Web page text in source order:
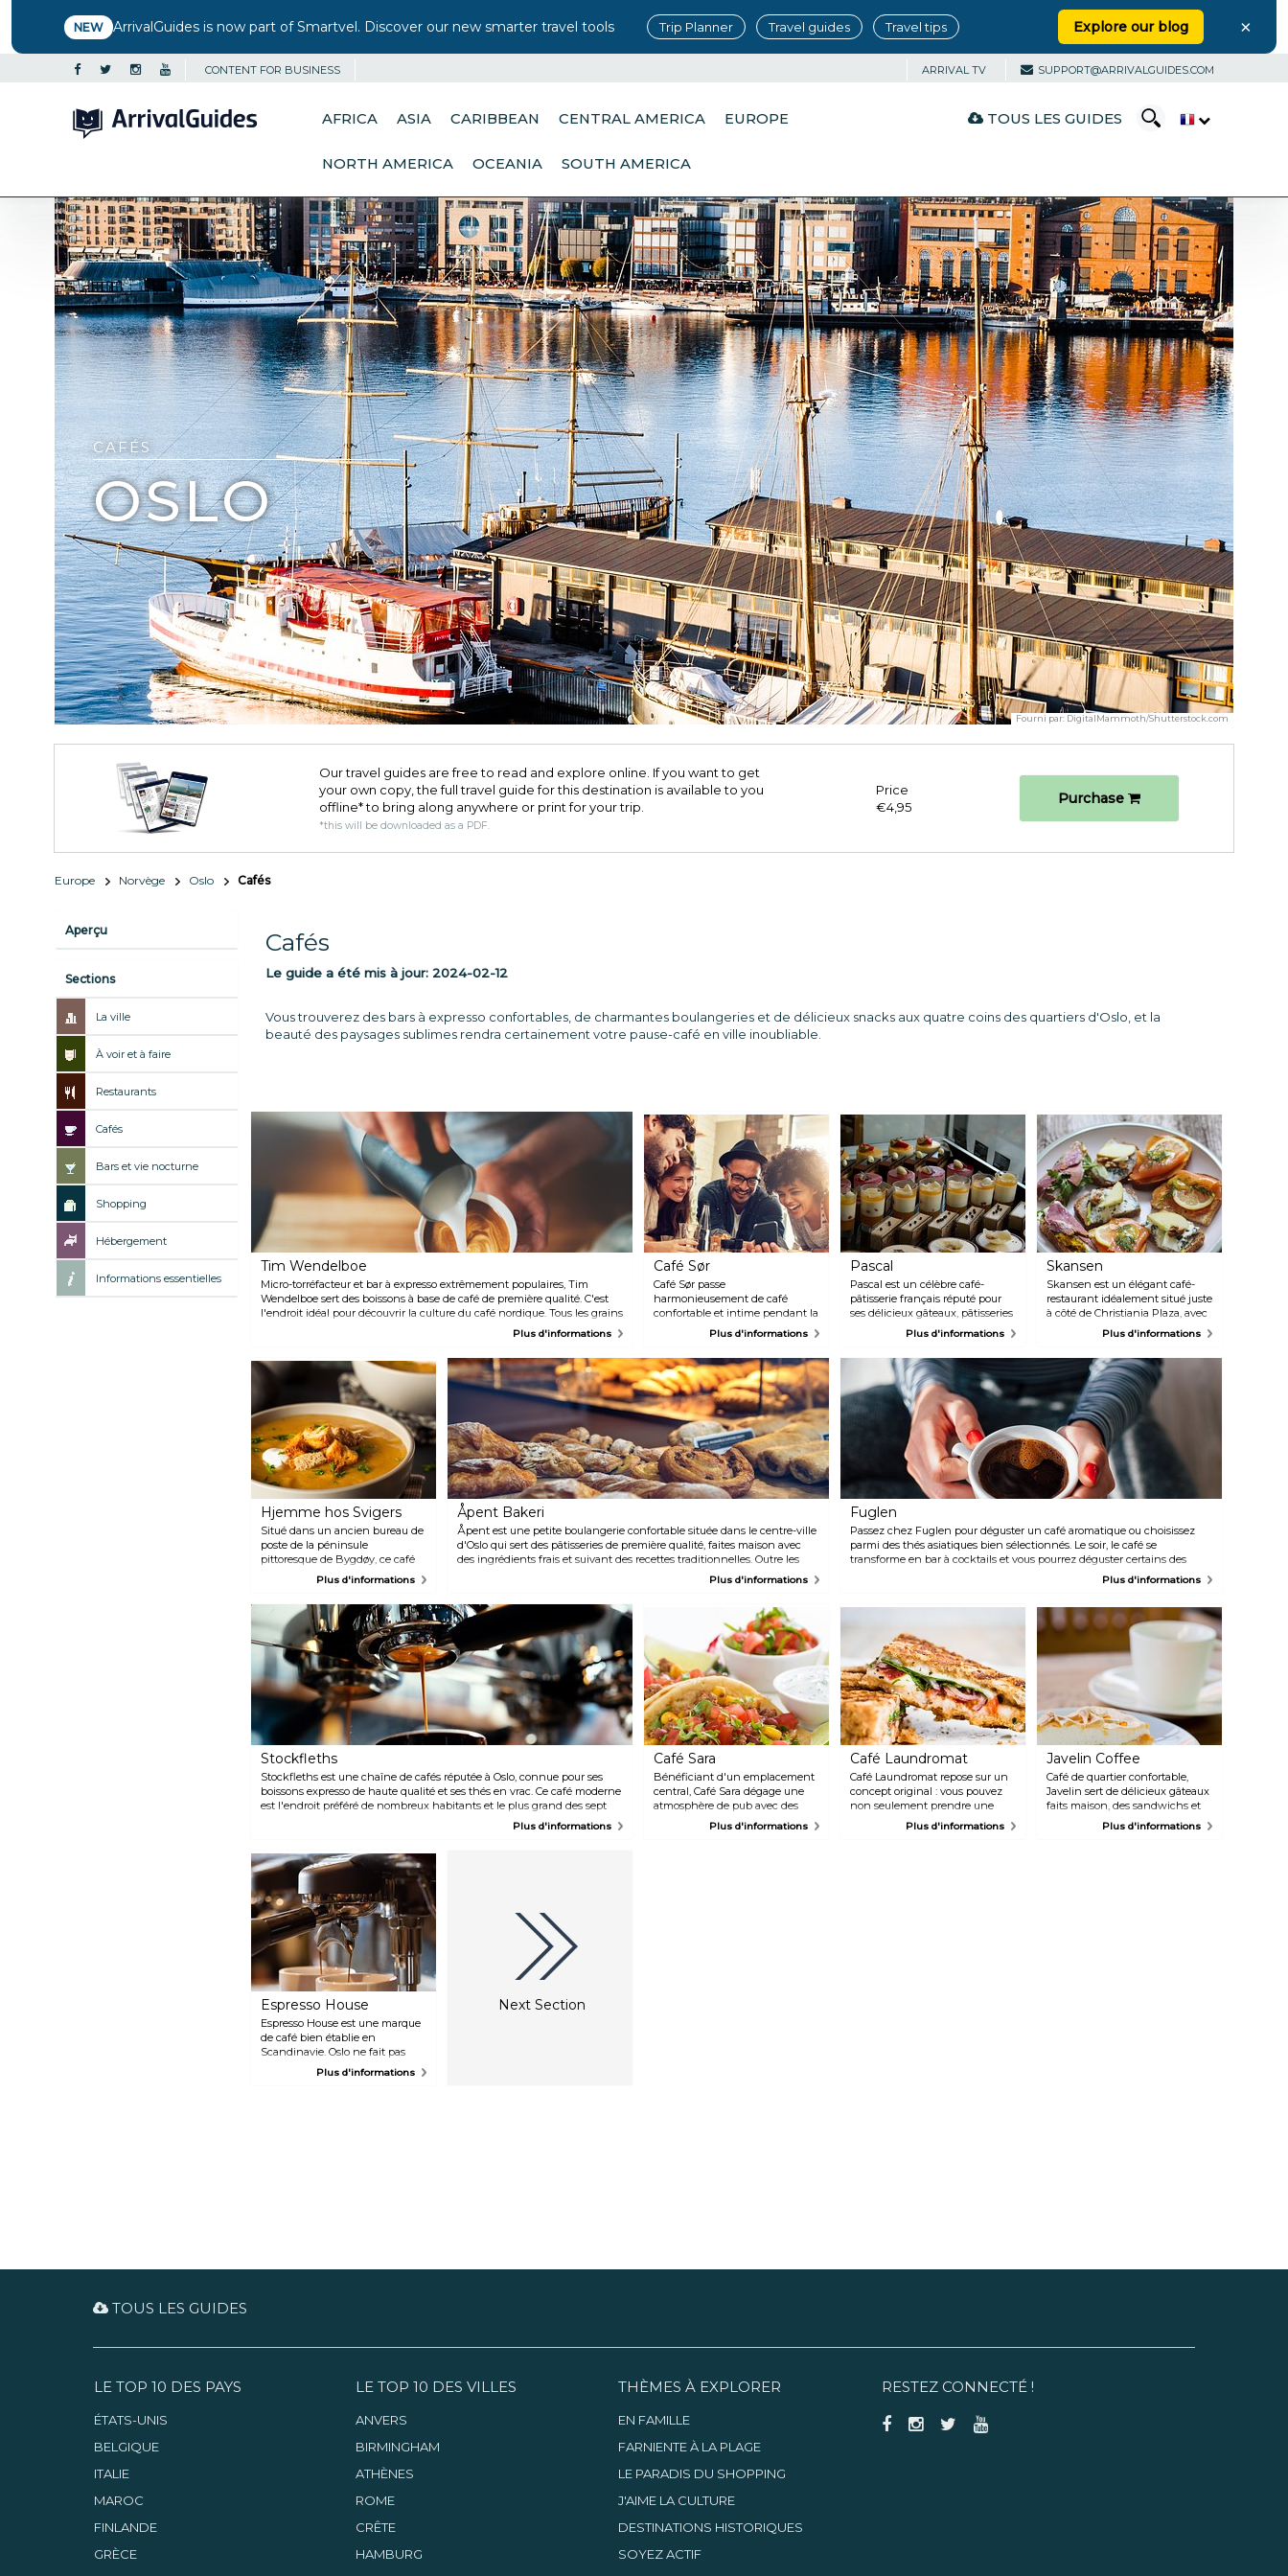
NEW ArrivalGuides is now part of Smartvel. Discover our new smarter travel tools Trip Planner Travel guides Travel tips Explore our blog ×
CONTENT FOR BUSINESS ARRIVAL TV SUPPORT@ARRIVALGUIDES.COM
AFRICA ASIA CARIBBEAN CENTRAL AMERICA EUROPE
NORTH AMERICA OCEANIA SOUTH AMERICA
TOUS LES GUIDES
CAFÉS
OSLO
Fourni par: DigitalMammoth/Shutterstock.com
Our travel guides are free to read and explore online. If you want to get
your own copy, the full travel guide for this destination is available to you
offline* to bring along anywhere or print for your trip.​
*this will be downloaded as a PDF.
Price
€4,95
Purchase
Europe Norvège Oslo Cafés
Aperçu
Sections
La ville
À voir et à faire
Restaurants
Cafés
Bars et vie nocturne
Shopping
Hébergement
Informations essentielles
Cafés
Le guide a été mis à jour: 2024-02-12
Vous trouverez des bars à expresso confortables, de charmantes boulangeries et de délicieux snacks aux quatre coins des quartiers d'Oslo, et la
beauté des paysages sublimes rendra certainement votre pause-café en ville inoubliable.
Tim Wendelboe
Micro-torréfacteur et bar à expresso extrêmement populaires, Tim
Wendelboe sert des boissons à base de café de première qualité. C'est
l'endroit idéal pour découvrir la culture du café nordique. Tous les grains
sont autosourcés et torréfiés à la main au magasin.Plus d'informations
Café Sør
Café Sør passe
harmonieusement de café
confortable et intime pendant la
journée à club joyeusement
journée, les clients peuvent se
détendre et profiter d'une
ambiance décontractée tout en
savourant un café aromatique et
en degustant leur déjeuner
léger. Au coucher du soleil,
l'atmosphère se transforme et
Café Sør dévoile sa vie nocturne
animée. L'espace s'anime grâce
à des DJ sets énergiques et à
une sélection alléchante de
laisser aller et à danser jusqu'au
bout de la nuit.
Plus d'informations
Pascal
Pascal est un célèbre café-
pâtisserie français réputé pour
ses délicieux gâteaux, pâtisseries
et petits fours élaborés selon les
strictes. Laissez-vous tenter par
une gamme alléchante de
confiseries qui feront voyager
vos papilles dans les rues de
France. En plus de ses
irrésistibles douceurs sucrées,
Pascal propose également des
plats français délicieux et
authentiques pour une
expérience de déjeuner plus que
satisfaisante.
Plus d'informations
Skansen
Skansen est un élégant café-
restaurant idéalement situé juste
à côté de Christiania Plaza, avec
une vue imprenable sur
jusque tard le soir en été. Le
menu comprend
principalement des classiques,
notamment du poisson
norvégien, des crevettes et des
moules.
Plus d'informations
Hjemme hos Svigers
Situé dans un ancien bureau de
poste de la péninsule
pittoresque de Bygdøy, ce café
familial dégage une atmosphère
chaleureuse et accueillante avec
un intérieur parsemé
d'antiquités qui ajoutent à son
charme douillet. Leur menu est
préparé avec soin, avec une
priorité donnée aux options sans
gluten et sans lactose. Dégustez
leurs hamburgers faits maison,
leurs salades rafraîchissantes et
leurs soupes réconfortantes, tous
conçus pour répondre aux
préférences et aux restrictions
alimentaires de chacun.
Plus d'informations
Åpent Bakeri
Åpent est une petite boulangerie confortable située dans le centre-ville
d'Oslo qui sert des pâtisseries de première qualité, faites maison avec
des ingrédients frais et suivant des recettes traditionnelles. Outre les
pâtisseries et les gâteaux, vous aurez également un excellent choix de
Plus d'informations
Fuglen
Passez chez Fuglen pour déguster un café aromatique ou choisissez
parmi des thés asiatiques bien sélectionnés. Le soir, le café se
transforme en bar à cocktails et vous pourrez déguster certains des
meilleurs cocktails de la ville tout en discutant. Fuglen est également
une boutique de design vintage où vous trouverez de tout, des meubles
Plus d'informations
Stockfleths
Stockfleths est une chaîne de cafés réputée à Oslo, connue pour ses
boissons expresso de haute qualité et ses thés en vrac. Ce café moderne
est l'endroit préféré de nombreux habitants et le plus grand des sept
établissements se trouvant en ville. Ils servent également des produits
Plus d'informations
Café Sara
Bénéficiant d'un emplacement
central, Café Sara dégage une
atmosphère de pub avec des
intérieurs en bois confortables et
Plus d'informations
Café Laundromat
Café Laundromat repose sur un
concept original : vous pouvez
non seulement prendre une
tasse de café ou un repas, mais
Plus d'informations
Javelin Coffee
Café de quartier confortable,
Javelin sert de délicieux gâteaux
faits maison, des sandwichs et
des soupes ainsi que de
Plus d'informations
Espresso House
Espresso House est une marque
de café bien établie en
Scandinavie. Oslo ne fait pas
exception et vous invite à
Plus d'informations
Next Section
TOUS LES GUIDES
LE TOP 10 DES PAYS
ÉTATS-UNIS
BELGIQUE
ITALIE
MAROC
FINLANDE
GRÈCE
LE TOP 10 DES VILLES
ANVERS
BIRMINGHAM
ATHÈNES
ROME
CRÊTE
HAMBURG
THÈMES À EXPLORER
EN FAMILLE
FARNIENTE À LA PLAGE
LE PARADIS DU SHOPPING
J'AIME LA CULTURE
DESTINATIONS HISTORIQUES
SOYEZ ACTIF
RESTEZ CONNECTÉ !